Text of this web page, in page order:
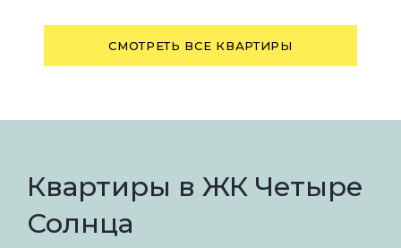
СМОТРЕТЬ ВСЕ КВАРТИРЫ
Квартиры в ЖК Четыре
Солнца